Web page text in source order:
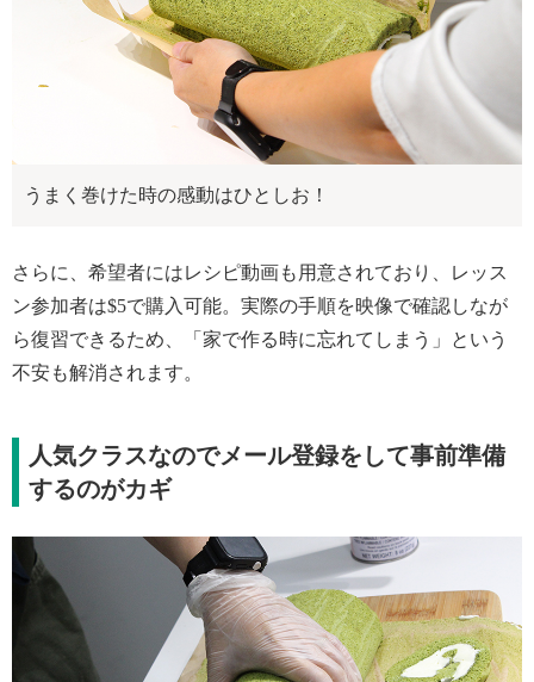
うまく巻けた時の感動はひとしお！
さらに、希望者にはレシピ動画も用意されており、レッス
ン参加者は$5で購入可能。実際の手順を映像で確認しなが
ら復習できるため、「家で作る時に忘れてしまう」という
不安も解消されます。
人気クラスなのでメール登録をして事前準備
するのがカギ